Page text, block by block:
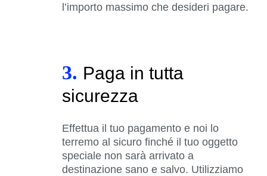
l’importo massimo che desideri pagare.
3. Paga in tutta
sicurezza
Effettua il tuo pagamento e noi lo
terremo al sicuro finché il tuo oggetto
speciale non sarà arrivato a
destinazione sano e salvo. Utilizziamo